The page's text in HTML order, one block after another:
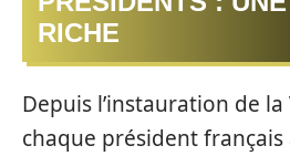
RICHE
Depuis l’instauration de
chaque président français